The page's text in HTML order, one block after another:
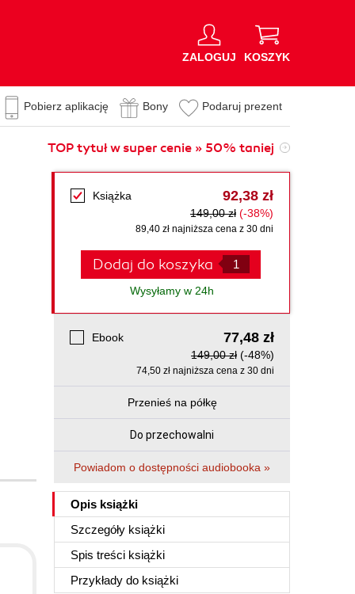
ZALOGUJ KOSZYK
Pobierz aplikację Bony Podaruj prezent
TOP tytuł w super cenie » 50% taniej
Książka 92,38 zł
149,00 zł (-38%)
89,40 zł najniższa cena z 30 dni
Dodaj do koszyka
Wysyłamy w 24h
Ebook 77,48 zł
149,00 zł (-48%)
74,50 zł najniższa cena z 30 dni
Przenieś na półkę
Do przechowalni
Powiadom o dostępności audiobooka »
Opis książki
Szczegóły książki
Spis treści książki
Przykłady do książki